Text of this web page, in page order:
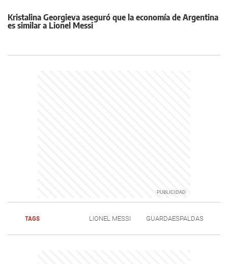
Kristalina Georgieva aseguró que la economía de Argentina
es similar a Lionel Messi
TAGS LIONEL MESSI GUARDAESPALDAS